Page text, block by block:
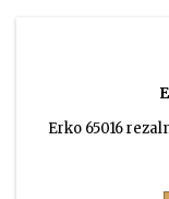
Erko 65016